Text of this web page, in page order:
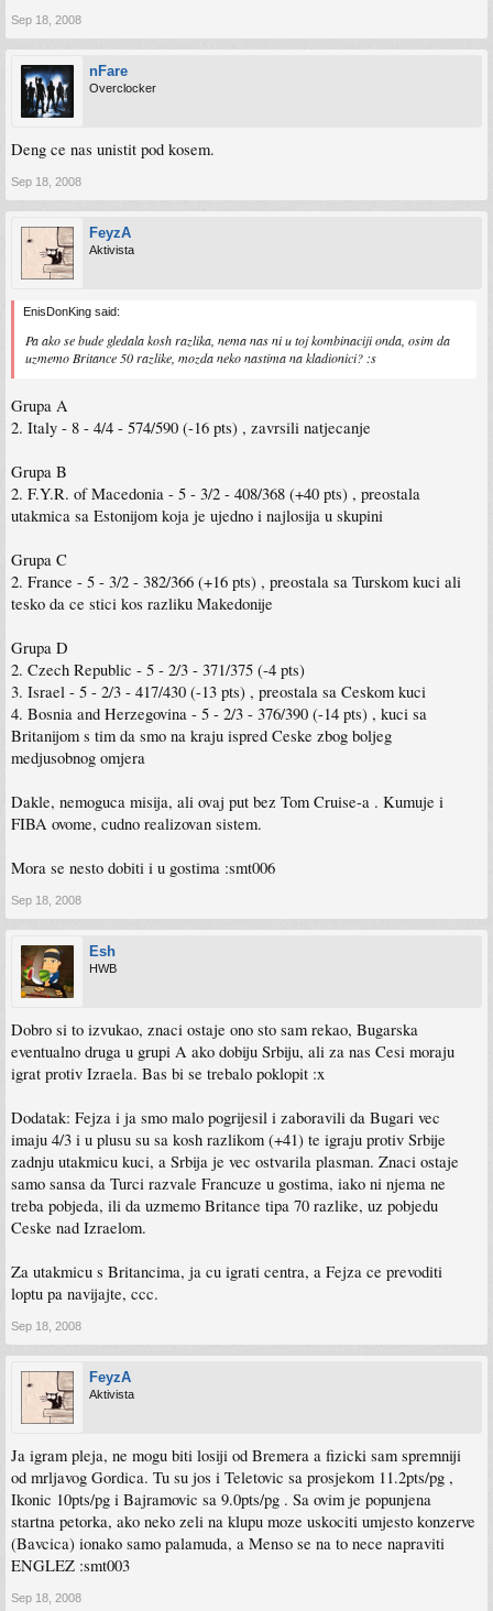
Sep 18, 2008
nFare
Overclocker
Deng ce nas unistit pod kosem.
Sep 18, 2008
FeyzA
Aktivista
EnisDonKing said:
Pa ako se bude gledala kosh razlika, nema nas ni u toj kombinaciji onda, osim da
uzmemo Britance 50 razlike, mozda neko nastima na kladionici? :s
Grupa A
2. Italy - 8 - 4/4 - 574/590 (-16 pts) , zavrsili natjecanje
Grupa B
2. F.Y.R. of Macedonia - 5 - 3/2 - 408/368 (+40 pts) , preostala
utakmica sa Estonijom koja je ujedno i najlosija u skupini
Grupa C
2. France - 5 - 3/2 - 382/366 (+16 pts) , preostala sa Turskom kuci ali
tesko da ce stici kos razliku Makedonije
Grupa D
2. Czech Republic - 5 - 2/3 - 371/375 (-4 pts)
3. Israel - 5 - 2/3 - 417/430 (-13 pts) , preostala sa Ceskom kuci
4. Bosnia and Herzegovina - 5 - 2/3 - 376/390 (-14 pts) , kuci sa
Britanijom s tim da smo na kraju ispred Ceske zbog boljeg
medjusobnog omjera
Dakle, nemoguca misija, ali ovaj put bez Tom Cruise-a . Kumuje i
FIBA ovome, cudno realizovan sistem.
Mora se nesto dobiti i u gostima :smt006
Sep 18, 2008
Esh
HWB
Dobro si to izvukao, znaci ostaje ono sto sam rekao, Bugarska
eventualno druga u grupi A ako dobiju Srbiju, ali za nas Cesi moraju
igrat protiv Izraela. Bas bi se trebalo poklopit :x
Dodatak: Fejza i ja smo malo pogrijesil i zaboravili da Bugari vec
imaju 4/3 i u plusu su sa kosh razlikom (+41) te igraju protiv Srbije
zadnju utakmicu kuci, a Srbija je vec ostvarila plasman. Znaci ostaje
samo sansa da Turci razvale Francuze u gostima, iako ni njema ne
treba pobjeda, ili da uzmemo Britance tipa 70 razlike, uz pobjedu
Ceske nad Izraelom.
Za utakmicu s Britancima, ja cu igrati centra, a Fejza ce prevoditi
loptu pa navijajte, ccc.
Sep 18, 2008
FeyzA
Aktivista
Ja igram pleja, ne mogu biti losiji od Bremera a fizicki sam spremniji
od mrljavog Gordica. Tu su jos i Teletovic sa prosjekom 11.2pts/pg ,
Ikonic 10pts/pg i Bajramovic sa 9.0pts/pg . Sa ovim je popunjena
startna petorka, ako neko zeli na klupu moze uskociti umjesto konzerve
(Bavcica) ionako samo palamuda, a Menso se na to nece napraviti
ENGLEZ :smt003
Sep 18, 2008